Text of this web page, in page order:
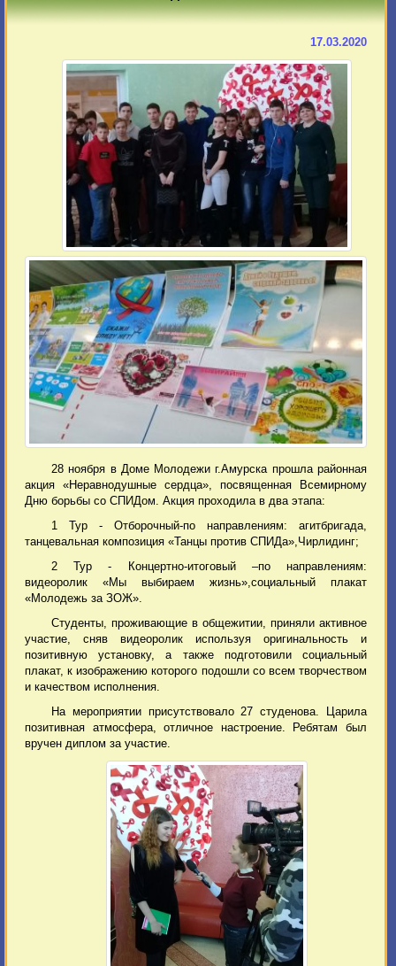
17.03.2020
28 ноября в Доме Молодежи г.Амурска прошла районная
акция «Неравнодушные сердца», посвященная Всемирному
Дню борьбы со СПИДом. Акция проходила в два этапа:
1 Тур - Отборочный-по направлениям: агитбригада,
танцевальная композиция «Танцы против СПИДа»,Чирлидинг;
2 Тур - Концертно-итоговый –по направлениям:
видеоролик «Мы выбираем жизнь»,социальный плакат
«Молодежь за ЗОЖ».
Студенты, проживающие в общежитии, приняли активное
участие, сняв видеоролик используя оригинальность и
позитивную установку, а также подготовили социальный
плакат, к изображению которого подошли со всем творчеством
и качеством исполнения.
На мероприятии присутствовало 27 студенова. Царила
позитивная атмосфера, отличное настроение. Ребятам был
вручен диплом за участие.